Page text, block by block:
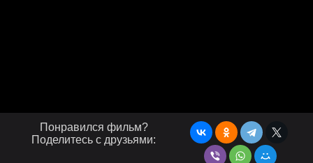
Понравился фильм?
Поделитесь с друзьями: